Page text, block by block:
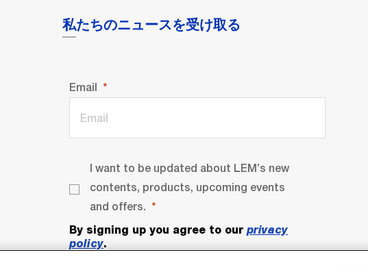
私たちのニュースを受け取る
Email
I want to be updated about LEM’s new
contents, products, upcoming events
and offers.
By signing up you agree to our privacy
policy.